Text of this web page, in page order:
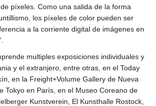
píxeles. Como una salida de la forma
los píxeles de color pueden ser
a la corriente digital de imágenes en
multiples exposiciones individuales y
y el extranjero, entre otras, en el Today
en la Freight+Volume Gallery de Nueva
Tokyo en París, en el Museo Coreano de
Kunstverein, El Kunsthalle Rostock,